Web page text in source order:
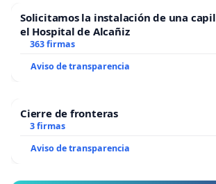
Solicitamos la instalación de una
el Hospital de Alcañiz
363 firmas
Aviso de transparencia
Cierre de fronteras
3 firmas
Aviso de transparencia